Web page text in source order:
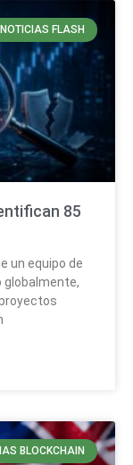
NOTICIAS FLASH
85
un equipo de
globalmente,
BLOCKCHAIN